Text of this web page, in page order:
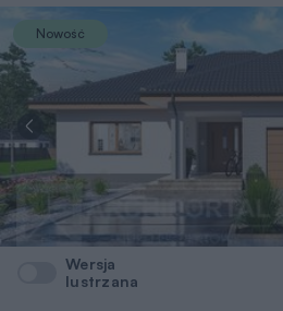
Nowość
Wersja
lustrzana